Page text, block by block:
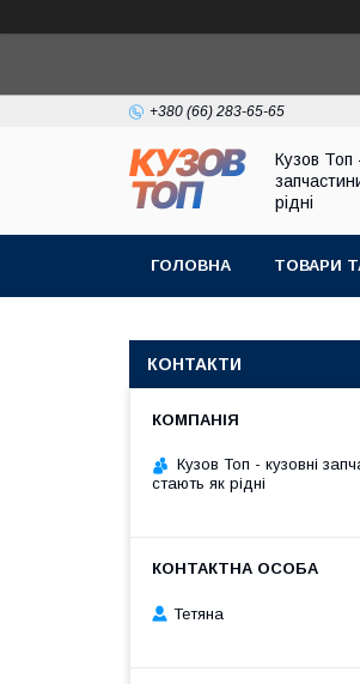
+380 (66) 283-65-65
Кузов Топ
рідні
ГОЛОВНА ТОВАРИ
КОНТАКТИ
Кузов Топ - кузовні
стають як рідні
Тетяна